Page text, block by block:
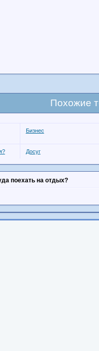
Похожие
Бизнес
Досуг
поехать на отдых?